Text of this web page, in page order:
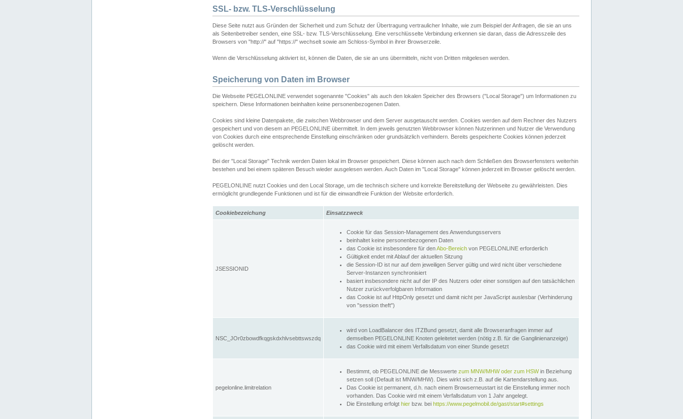
SSL- bzw. TLS-Verschlüsselung
Diese Seite nutzt aus Gründen der Sicherheit und zum Schutz der Übertragung vertraulicher Inhalte, wie zum Beispiel der Anfragen, die sie an uns
als Seitenbetreiber senden, eine SSL- bzw. TLS-Verschlüsselung. Eine verschlüsselte Verbindung erkennen sie daran, dass die Adresszeile des
Browsers von "http://" auf "https://" wechselt sowie am Schloss-Symbol in ihrer Browserzeile.
Wenn die Verschlüsselung aktiviert ist, können die Daten, die sie an uns übermitteln, nicht von Dritten mitgelesen werden.
Speicherung von Daten im Browser
Die Webseite PEGELONLINE verwendet sogenannte "Cookies" als auch den lokalen Speicher des Browsers ("Local Storage") um Informationen zu
speichern. Diese Informationen beinhalten keine personenbezogenen Daten.
Cookies sind kleine Datenpakete, die zwischen Webbrowser und dem Server ausgetauscht werden. Cookies werden auf dem Rechner des Nutzers
gespeichert und von diesem an PEGELONLINE übermittelt. In dem jeweils genutzten Webbrowser können Nutzerinnen und Nutzer die Verwendung
von Cookies durch eine entsprechende Einstellung einschränken oder grundsätzlich verhindern. Bereits gespeicherte Cookies können jederzeit
gelöscht werden.
Bei der "Local Storage" Technik werden Daten lokal im Browser gespeichert. Diese können auch nach dem Schließen des Browserfensters weiterhin
bestehen und bei einem späteren Besuch wieder ausgelesen werden. Auch Daten im "Local Storage" können jederzeit im Browser gelöscht werden.
PEGELONLINE nutzt Cookies und den Local Storage, um die technisch sichere und korrekte Bereitstellung der Webseite zu gewährleisten. Dies
ermöglicht grundlegende Funktionen und ist für die einwandfreie Funktion der Website erforderlich.
Cookiebezeichung Einsatzzweck
JSESSIONID
Cookie für das Session-Management des Anwendungsservers
beinhaltet keine personenbezogenen Daten
das Cookie ist insbesondere für denAbo-Bereich von PEGELONLINE erforderlich
Gültigkeit endet mit Ablauf der aktuellen Sitzung
die Session-ID ist nur auf dem jeweiligen Server gültig und wird nicht über verschiedene
Server-Instanzen synchronisiert
basiert insbesondere nicht auf der IP des Nutzers oder einer sonstigen auf den tatsächlichen
Nutzer zurückverfolgbaren Information
das Cookie ist auf HttpOnly gesetzt und damit nicht per JavaScript auslesbar (Verhinderung
von "session theft")
NSC_JOr0zbowdfkqgskdxhlvsebttswszdq
wird von LoadBalancer des ITZBund gesetzt, damit alle Browseranfragen immer auf
demselben PEGELONLINE Knoten geleitetet werden (nötig z.B. für die Ganglinienanzeige)
das Cookie wird mit einem Verfallsdatum von einer Stunde gesetzt
pegelonline.limitrelation
Bestimmt, ob PEGELONLINE die Messwerte zum MNW/MHW oder zum HSWin Beziehung
setzen soll (Default ist MNW/MHW). Dies wirkt sich z.B. auf die Kartendarstellung aus.
Das Cookie ist permanent, d.h. nach einem Browserneustart ist die Einstellung immer noch
vorhanden. Das Cookie wird mit einem Verfallsdatum von 1 Jahr angelegt.
Die Einstellung erfolgt hier bzw. bei https://www.pegelmobil.de/gast/start#settings